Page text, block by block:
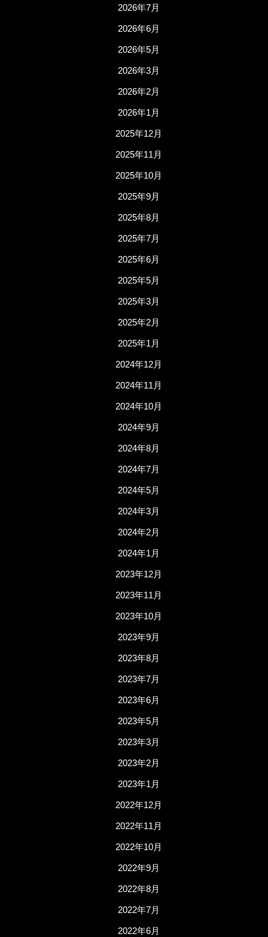
2026年7月
2026年6月
2026年5月
2026年3月
2026年2月
2026年1月
2025年12月
2025年11月
2025年10月
2025年9月
2025年8月
2025年7月
2025年6月
2025年5月
2025年3月
2025年2月
2025年1月
2024年12月
2024年11月
2024年10月
2024年9月
2024年8月
2024年7月
2024年5月
2024年3月
2024年2月
2024年1月
2023年12月
2023年11月
2023年10月
2023年9月
2023年8月
2023年7月
2023年6月
2023年5月
2023年3月
2023年2月
2023年1月
2022年12月
2022年11月
2022年10月
2022年9月
2022年8月
2022年7月
2022年6月